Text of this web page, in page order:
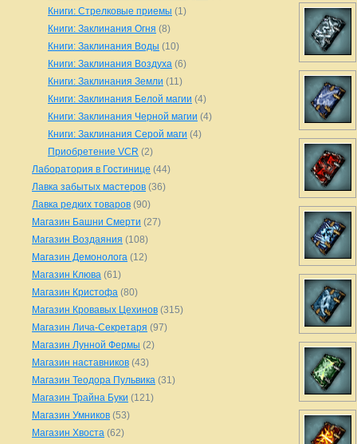
Книги: Стрелковые приемы (1)
Книги: Заклинания Огня (8)
Книги: Заклинания Воды (10)
Книги: Заклинания Воздуха (6)
Книги: Заклинания Земли (11)
Книги: Заклинания Белой магии (4)
Книги: Заклинания Черной магии (4)
Книги: Заклинания Серой маги (4)
Приобретение VCR (2)
Лаборатория в Гостинице (44)
Лавка забытых мастеров (36)
Лавка редких товаров (90)
Магазин Башни Смерти (27)
Магазин Воздаяния (108)
Магазин Демонолога (12)
Магазин Клюва (61)
Магазин Кристофа (80)
Магазин Кровавых Цехинов (315)
Магазин Лича-Секретаря (97)
Магазин Лунной Фермы (2)
Магазин наставников (43)
Магазин Теодора Пульвика (31)
Магазин Трайна Буки (121)
Магазин Умников (53)
Магазин Хвоста (62)